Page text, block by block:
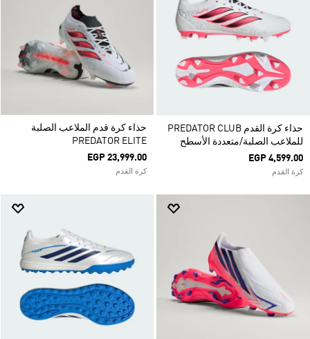
حذاء كرة القدم PREDATOR CLUB
للملاعب الصلبة/متعددة الأسطح
EGP 4,599.00
كرة القدم
حذاء كرة قدم الملاعب الصلبة
PREDATOR ELITE
EGP 23,999.00
كرة القدم